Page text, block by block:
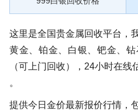
这里是全国贵金属回收平台，
黄金、铂金、白银、钯金、
（可上门回收），24小时在线
。
提供今日金价最新报价行情，